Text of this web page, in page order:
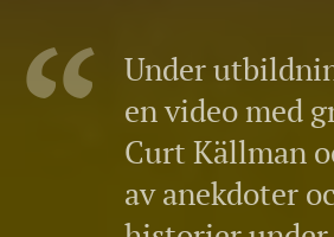
Under
en video med
Curt Källman
av anekdoter